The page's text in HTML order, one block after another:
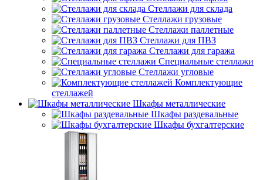
Стеллажи для склада
Стеллажи грузовые
Стеллажи паллетные
Стеллажи для ПВЗ
Стеллажи для гаража
Специальные стеллажи
Стеллажи угловые
Комплектующие
стеллажей
Шкафы металлические
Шкафы раздевальные
Шкафы бухгалтерские